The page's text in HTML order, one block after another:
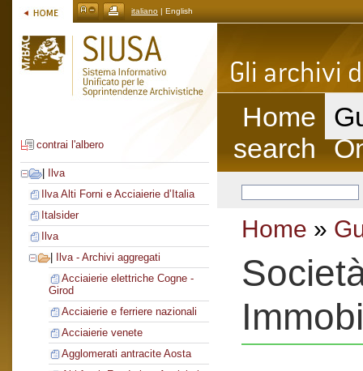
italiano | English
contrai l'albero
Ilva
Ilva Alti Forni e Acciaierie d’Italia
Italsider
Ilva
Ilva - Archivi aggregati
Acciaierie elettriche Cogne -
Girod
Acciaierie e ferriere nazionali
Acciaierie venete
Agglomerati antracite Aosta
Home
search
Home »